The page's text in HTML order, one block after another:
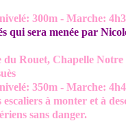
300m - Marche:
qui sera menée par
du Rouet, Chapelle Notre
350m - Marche:
à monter et à
sans danger.